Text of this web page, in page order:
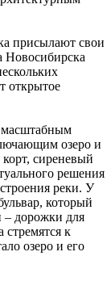
присылают свои
Новосибирска
открытое
масштабным
озеро и
сиреневый
решения
реки. У
который
– дорожки для
стремятся к
озеро и его